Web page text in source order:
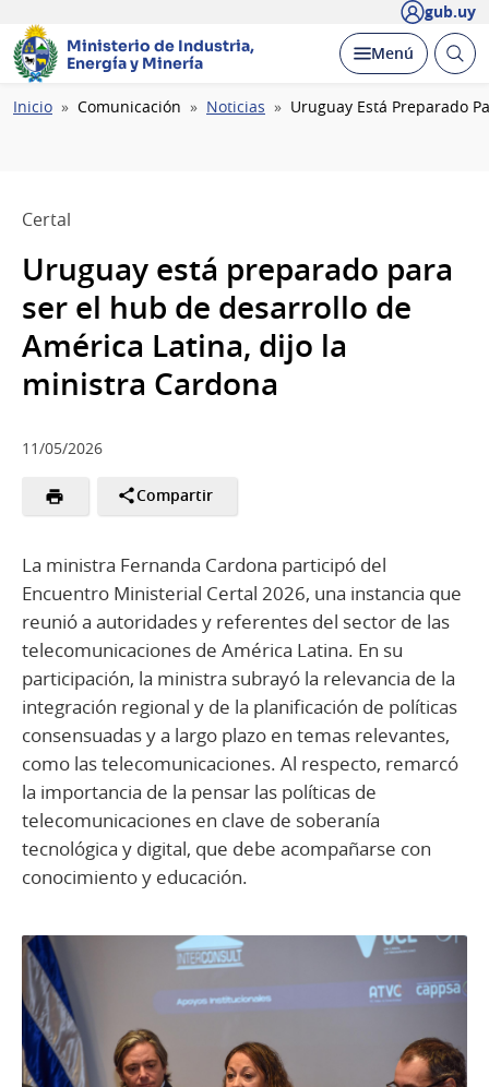
gub.uy
Ministerio de Industria,
Energía y Minería
Desplegar
Menú Abrir
Ruta
Inicio Comunicación Noticias Uruguay Está Preparado
Certal
Uruguay está preparado para
ser el hub de desarrollo de
América Latina, dijo la
ministra Cardona
11/05/2026
Compartir
La ministra Fernanda Cardona participó del
Encuentro Ministerial Certal 2026, una instancia que
reunió a autoridades y referentes del sector de las
telecomunicaciones de América Latina. En su
participación, la ministra subrayó la relevancia de la
integración regional y de la planificación de políticas
consensuadas y a largo plazo en temas relevantes,
como las telecomunicaciones. Al respecto, remarcó
la importancia de la pensar las políticas de
telecomunicaciones en clave de soberanía
tecnológica y digital, que debe acompañarse con
conocimiento y educación.